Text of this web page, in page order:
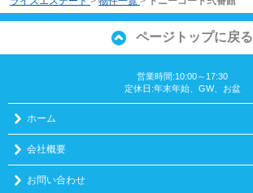
ページトップに戻る
営業時間:10:00～17:30
定休日:年末年始、GW、お盆
ホーム
会社概要
お問い合わせ